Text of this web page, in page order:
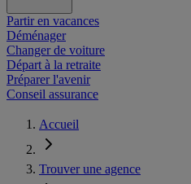
Partir en vacances
Déménager
Changer de voiture
Départ à la retraite
Préparer l'avenir
Conseil assurance
Accueil
Trouver une agence